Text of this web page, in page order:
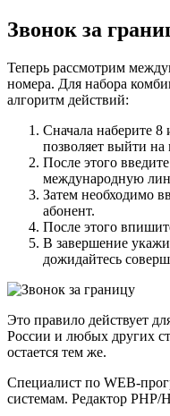
Звонок за
Теперь рассмотрим
номера. Для набора
алгоритм действий:
Сначала наберите 8
позволяет выйти
После этого
международную
Затем необходимо
абонент.
После этого
В завершение
дожидайтесь
Это правило действует
России и любых других
остается тем же.
Специалист по WEB-
системам. Редактор PHP/